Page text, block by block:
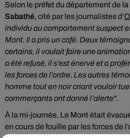
Selon le préfet du département de
Sabathé, cité par les journalistes d’
individu au comportement suspect
Mont. Il a pris un café. Deux
certains, il voulait faire une
a été refusé, il s’est énervé et a
les forces de l’ordre. Les autres
homme tout en noir criant vouloir
commerçants ont donné l’alerte".
À la mi-journée, Le Mont était
en cours de fouille par les forces de